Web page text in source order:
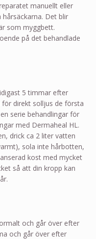
manuellt eller
Det blir
som myggbett.
på det behandlade
5 timmar efter
direkt solljus de första
serie behandlingar för
med Dermaheal HL.
drick ca 2 liter vatten
sola inte hårbotten,
kost med mycket
så att din kropp kan
och går över efter
och går över efter